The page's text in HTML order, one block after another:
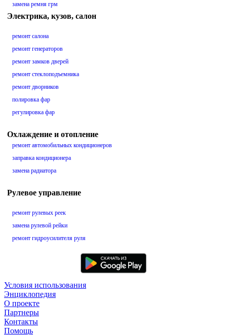
замена ремня грм
Электрика, кузов, салон
ремонт салона
ремонт генераторов
ремонт замков дверей
ремонт стеклоподъемника
ремонт дворников
полировка фар
регулировка фар
Охлаждение и отопление
ремонт автомобильных кондиционеров
заправка кондиционера
замена радиатора
Рулевое управление
ремонт рулевых реек
замена рулевой рейки
ремонт гидроусилителя руля
Условия использования
Энциклопедия
О проекте
Партнеры
Контакты
Помощь